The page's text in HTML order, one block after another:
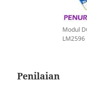
Modul
LM2596
Penilaian